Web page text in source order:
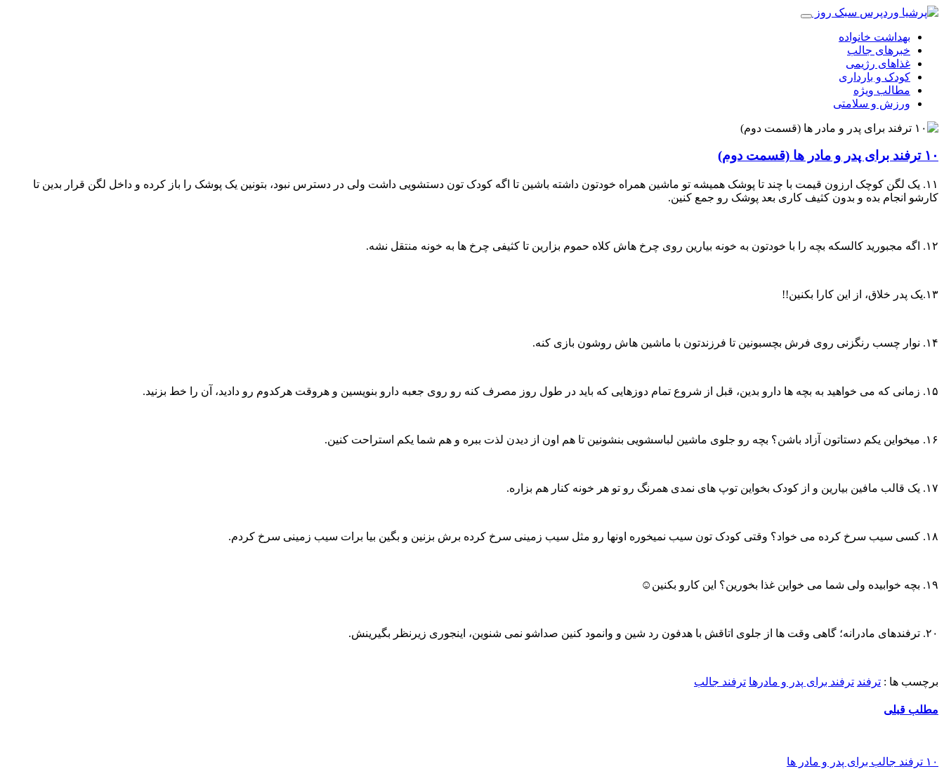
سبک روز
بهداشت خانواده
خبرهای جالب
غذاهای رژیمی
کودک و بارداری
مطالب ویژه
ورزش و سلامتی
۱۰ ترفند برای پدر و مادر ها (قسمت دوم)
۱۱. یک لگن کوچک ارزون قیمت با چند تا پوشک همیشه تو ماشین همراه خودتون داشته باشین تا اگه کودک تون دستشویی داشت ولی در دسترس نبود، بتونین یک پوشک را باز کرده و داخل لگن قرار بدین تا
کارشو انجام بده و بدون کثیف کاری بعد پوشک رو جمع کنین.
۱۲. اگه مجبورید کالسکه بچه را با خودتون به خونه بیارین روی چرخ هاش کلاه حموم بزارین تا کثیفی چرخ ها به خونه منتقل نشه.
۱۳.یک پدر خلاق، از این کارا بکنین!!
۱۴. نوار چسب رنگزنی روی فرش بچسبونین تا فرزندتون با ماشین هاش روشون بازی کنه.
۱۵. زمانی که می خواهید به بچه ها دارو بدین، قبل از شروع تمام دوزهایی که باید در طول روز مصرف کنه رو روی جعبه دارو بنویسین و هروقت هرکدوم رو دادید، آن را خط بزنید.
۱۶. میخواین یکم دستاتون آزاد باشن؟ بچه رو جلوی ماشین لباسشویی بنشونین تا هم اون از دیدن لذت ببره و هم شما یکم استراحت کنین.
۱۷. یک قالب مافین بیارین و از کودک بخواین توپ های نمدی همرنگ رو تو هر خونه کنار هم بزاره.
۱۸. کسی سیب سرخ کرده می خواد؟ وقتی کودک تون سیب نمیخوره اونها رو مثل سیب زمینی سرخ کرده برش بزنین و بگین بیا برات سیب زمینی سرخ کردم.
۱۹. بچه خوابیده ولی شما می خواین غذا بخورین؟ این کارو بکنین☺
۲۰. ترفندهای مادرانه؛ گاهی وقت ها از جلوی اتاقش با هدفون رد شین و وانمود کنین صداشو نمی شنوین، اینجوری زیرنظر بگیرینش.
برچسب ها : ترفند ترفند برای پدر و مادرها ترفند جالب
مطلب قبلی
۱۰ ترفند جالب برای پدر و مادر ها